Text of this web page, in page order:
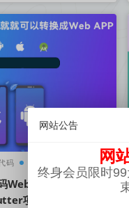
码
WebAPP源代码网站
项目带控制端
网站公告
网
终身会员限时